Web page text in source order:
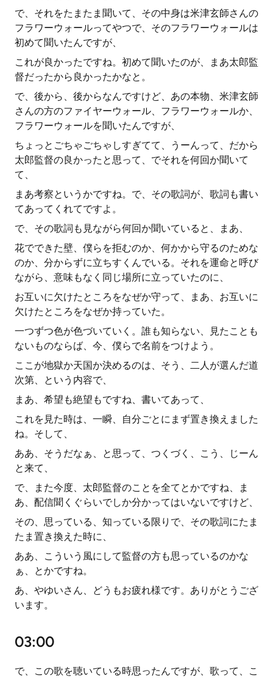
で、それをたまたま聞いて、その中身は米津玄師さんの
フラワーウォールってやつで、そのフラワーウォールは
初めて聞いたんですが、
これが良かったですね。初めて聞いたのが、まあ太郎監
督だったから良かったかなと。
で、後から、後からなんですけど、あの本物、米津玄師
さんの方のファイヤーウォール、フラワーウォールか、
フラワーウォールを聞いたんですが、
ちょっとごちゃごちゃしすぎてて、うーんって、だから
太郎監督の良かったと思って、でそれを何回か聞いて
て、
まあ考察というかですね。で、その歌詞が、歌詞も書い
てあってくれてですよ。
で、その歌詞も見ながら何回か聞いていると、まあ、
花でできた壁、僕らを拒むのか、何かから守るのためな
のか、分からずに立ちすくんでいる。それを運命と呼び
ながら、意味もなく同じ場所に立っていたのに、
お互いに欠けたところをなぜか守って、まあ、お互いに
欠けたところをなぜか持っていた。
一つずつ色が色づいていく。誰も知らない、見たことも
ないものならば、今、僕らで名前をつけよう。
ここが地獄か天国か決めるのは、そう、二人が選んだ道
次第、という内容で、
まあ、希望も絶望もですね、書いてあって、
これを見た時は、一瞬、自分ごとにまず置き換えました
ね。そして、
ああ、そうだなぁ、と思って、つくづく、こう、じーん
と来て、
で、また今度、太郎監督のことを全てとかですね、ま
あ、配信聞くぐらいでしか分かってはいないですけど、
その、思っている、知っている限りで、その歌詞にたま
たま置き換えた時に、
ああ、こういう風にして監督の方も思っているのかな
ぁ、とかですね。
あ、やゆいさん、どうもお疲れ様です。ありがとうござ
います。
03:00
で、この歌を聴いている時思ったんですが、歌って、こ